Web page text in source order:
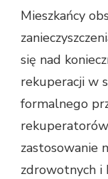
Mieszkańcy
się nad
rekuperacji w
formalnego
zastosowanie
zdrowotnych i